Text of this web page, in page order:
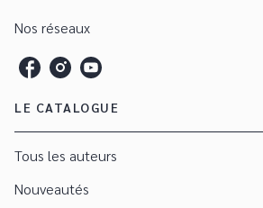
Nos réseaux
LE CATALOGUE
Tous les auteurs
Nouveautés